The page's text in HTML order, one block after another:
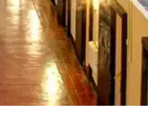
meiner
sowie meiner
Websites,
widerrufen -
Weitere
verwenden,